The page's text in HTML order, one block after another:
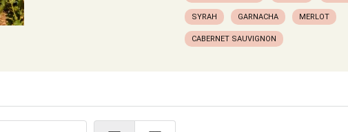
SYRAH GARNACHA MERLOT
CABERNET SAUVIGNON